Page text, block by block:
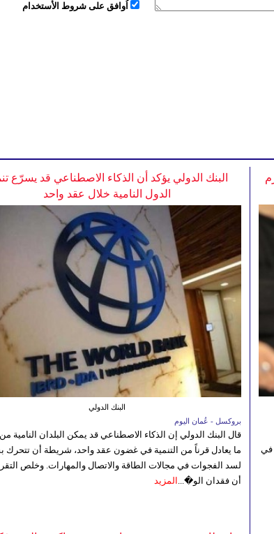
اُوافق على شروط الأستخدام
البنك الدولي يؤكد أن الذكاء الاصطناعي قد يسرّع
الدول النامية خلال عقد واحد
البنك الدولي
بروكسل - عُمان اليوم
قال البنك الدولي إن الذكاء الاصطناعي قد يمكن البلدان النامية
ما يعادل قرناً من التنمية في غضون عقد واحد، شريطة أن تتحرك
لسد الفجوات في مجالات الطاقة والاتصال والمهارات. وخلص
أن فقدان الو�... المزيد
في